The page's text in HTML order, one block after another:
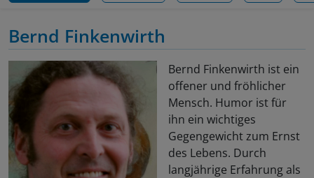
Bernd Finkenwirth
Bernd Finkenwirth ist ein
offener und fröhlicher
Mensch. Humor ist für
ihn ein wichtiges
Gegengewicht zum Ernst
des Lebens. Durch
langjährige Erfahrung als